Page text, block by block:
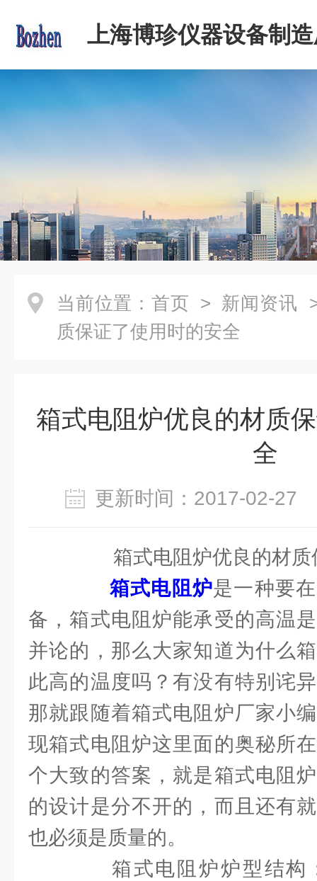
上海博珍仪器设备制
当前位置： 首页 > 新闻资讯
质保证了使用时的安全
箱式电阻炉优良的材质
全
更新时间：2017-02-
箱式电阻炉优良的材质
箱式电阻炉是一种要
备，箱式电阻炉能承受的高温
并论的，那么大家知道为什么
此高的温度吗？有没有特别诧
那就跟随着箱式电阻炉厂家小
现箱式电阻炉这里面的奥秘所
个大致的答案，就是箱式电阻
的设计是分不开的，而且还有
也必须是质量的。
箱式电阻炉炉型结构